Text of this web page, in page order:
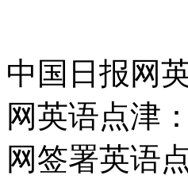
中国日报网
网英语点津
网签署英语